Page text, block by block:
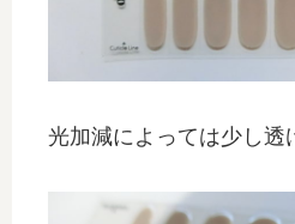
光加減によっては少し透